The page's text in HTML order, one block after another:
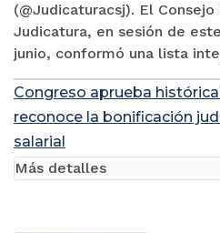
(@Judicaturacsj). El
Judicatura, en sesión de
junio, conformó una lista
Congreso aprueba
reconoce la bonificación
salarial
Más detalles